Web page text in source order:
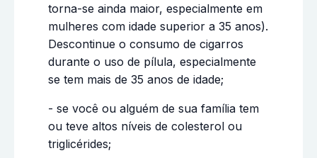
torna-se ainda maior, especialmente em
mulheres com idade superior a 35 anos).
Descontinue o consumo de cigarros
durante o uso de pílula, especialmente
se tem mais de 35 anos de idade;
- se você ou alguém de sua família tem
ou teve altos níveis de colesterol ou
triglicérides;